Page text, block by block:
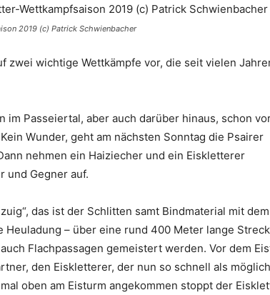
2019 (c) Patrick Schwienbacher
zwei wichtige Wettkämpfe vor, die seit vielen
im Passeiertal, aber auch darüber hinaus, schon
Wunder, geht am nächsten Sonntag die Psairer
nehmen ein Haiziecher und ein Eiskletterer
und Gegner auf.
das ist der Schlitten samt Bindmaterial mit dem
Heuladung – über eine rund 400 Meter lange
Flachpassagen gemeistert werden. Vor dem
den Eiskletterer, der nun so schnell als
oben am Eisturm angekommen stoppt der